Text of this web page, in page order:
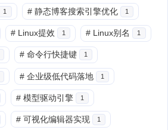
1 # 静态博客搜索引擎优化 1
# Linux提效 1 # Linux别名 1
# 命令行快捷键 1
# 企业级低代码落地 1
# 模型驱动引擎 1
# 可视化编辑器实现 1